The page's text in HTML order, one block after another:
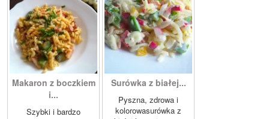
Makaron z boczkiem
i...
Szybki i bardzo
Surówka z białej...
Pyszna, zdrowa i
kolorowasurówka z